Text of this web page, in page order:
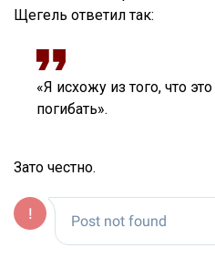
Щегель ответил так:
«Я исхожу из того, что
погибать».
Зато честно.